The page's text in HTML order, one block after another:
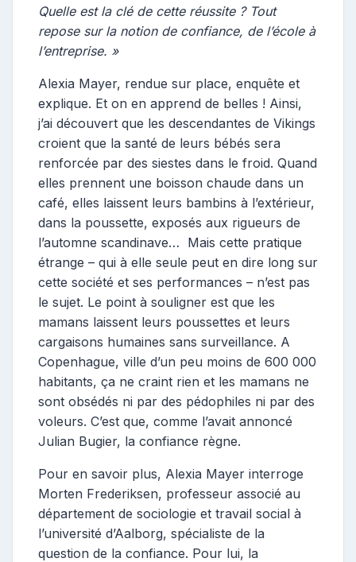
Quelle est la clé de cette réussite ? Tout
repose sur la notion de confiance, de l’école à
l’entreprise. »
Alexia Mayer, rendue sur place, enquête et
explique. Et on en apprend de belles ! Ainsi,
j’ai découvert que les descendantes de Vikings
croient que la santé de leurs bébés sera
renforcée par des siestes dans le froid. Quand
elles prennent une boisson chaude dans un
café, elles laissent leurs bambins à l’extérieur,
dans la poussette, exposés aux rigueurs de
l’automne scandinave… Mais cette pratique
étrange – qui à elle seule peut en dire long sur
cette société et ses performances – n’est pas
le sujet. Le point à souligner est que les
mamans laissent leurs poussettes et leurs
cargaisons humaines sans surveillance. A
Copenhague, ville d’un peu moins de 600 000
habitants, ça ne craint rien et les mamans ne
sont obsédés ni par des pédophiles ni par des
voleurs. C’est que, comme l’avait annoncé
Julian Bugier, la confiance règne.
Pour en savoir plus, Alexia Mayer interroge
Morten Frederiksen, professeur associé au
département de sociologie et travail social à
l’université d’Aalborg, spécialiste de la
question de la confiance. Pour lui, la